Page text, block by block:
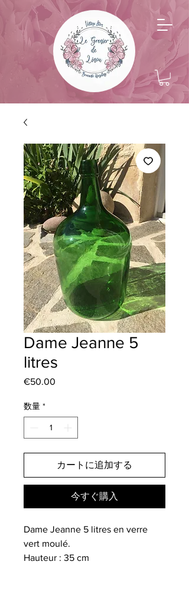
Dame Jeanne 5
litres
€50.00
数量 *
カートに追加する
今すぐ購入
Dame Jeanne 5 litres en verre
vert moulé.
Hauteur : 35 cm